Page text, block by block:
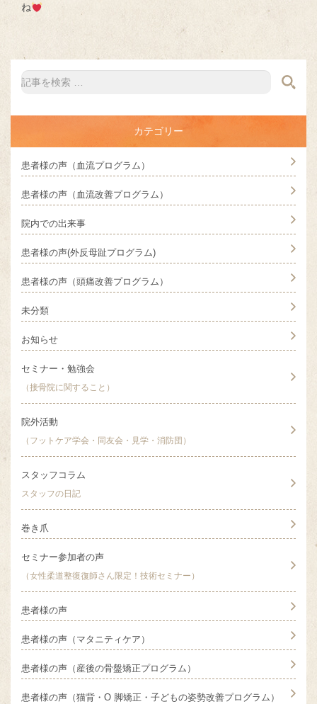
ね
カテゴリー
患者様の声（血流プログラム）
患者様の声（血流改善プログラム）
院内での出来事
患者様の声(外反母趾プログラム)
患者様の声（頭痛改善プログラム）
未分類
お知らせ
セミナー・勉強会
（接骨院に関すること）
院外活動
（フットケア学会・同友会・見学・消防団）
スタッフコラム
スタッフの日記
巻き爪
セミナー参加者の声
（女性柔道整復復師さん限定！技術セミナー）
患者様の声
患者様の声（マタニティケア）
患者様の声（産後の骨盤矯正プログラム）
患者様の声（猫背・O 脚矯正・子どもの姿勢改善プログラム）